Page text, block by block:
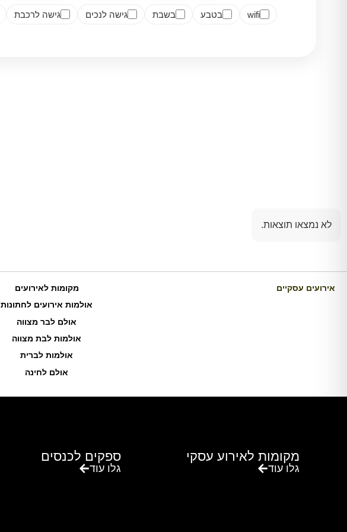
wifi בטבע בשבת גישה לנכים גישה לרכבת
לא נמצאו תוצאות.
אירועים עסקיים
מקומות לאירועים
אולמות אירועים לחתונות
אולם לבר מצווה
אולמות לבת מצווה
אולמות לברית
אולם לחינה
מקומות לאירוע עסקי
גלו עוד
ספקים לכנסים
גלו עוד